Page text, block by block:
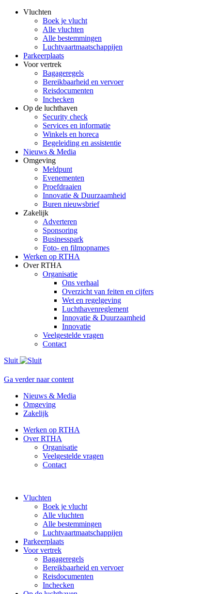
Vluchten
Boek je vlucht
Alle vluchten
Alle bestemmingen
Luchtvaartmaatschappijen
Parkeerplaats
Voor vertrek
Bagageregels
Bereikbaarheid en vervoer
Reisdocumenten
Inchecken
Op de luchthaven
Security check
Services en informatie
Winkels en horeca
Begeleiding en assistentie
Nieuws & Media
Omgeving
Meldpunt
Evenementen
Proefdraaien
Innovatie & Duurzaamheid
Buren nieuwsbrief
Zakelijk
Adverteren
Sponsoring
Businesspark
Foto- en filmopnames
Werken op RTHA
Over RTHA
Organisatie
Ons verhaal
Overzicht van feiten en cijfers
Wet en regelgeving
Luchthavenreglement
Innovatie & Duurzaamheid
Innovatie
Veelgestelde vragen
Contact
Sluit
Ga verder naar content
Nieuws & Media
Omgeving
Zakelijk
Werken op RTHA
Over RTHA
Organisatie
Veelgestelde vragen
Contact
Vluchten
Boek je vlucht
Alle vluchten
Alle bestemmingen
Luchtvaartmaatschappijen
Parkeerplaats
Voor vertrek
Bagageregels
Bereikbaarheid en vervoer
Reisdocumenten
Inchecken